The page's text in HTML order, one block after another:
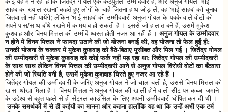
साहब का ख्याल रखना' कहते हुए लोगों के चाहें जितना हाथ जोड़ लें, वह 'भाई साहब' को चुनाव
जितवा तो नहीं पायेंगे; लेकिन 'भाई साहब' की उम्मीदवारी अनुज गोयल के पक्के वाले वोटों को
अपने पास/साथ बाँधे रखने में कामयाब हो सकती है । इससे जो हालात बने हैं, उसमें मुकेश
कुशवाह और विनय मित्तल की उम्मीदें ध्वस्त होती नजर आ रही हैं । अनुज गोयल के उम्मीदवार
न होने में विनय मित्तल ने फायदा उठाने की जो योजना बनाई थी, वह योजना तो फेल हुई ही;
उनकी योजना के चक्कर में मुकेश कुशवाह को बैठे-बिठाए मुसीबत और मिल गई । जितेंद्र गोयल
की उम्मीदवारी से मुकेश कुशवाह को कोई फर्क नहीं पड़ रहा था; जितेंद्र गोयल की उम्मीदवारी
के साथ साथ लेकिन विनय मित्तल की उम्मीदवारी आने से अनुज गोयल विरोधी वोटों का बँटवारा
होने की जो स्थिति बनी है, उसमें मुकेश कुशवाह घिरते हुए नजर आ रहे हैं ।
जितेंद्र गोयल की उम्मीदवारी के जरिए अनुज गोयल ने जो चाल चली है, उससे विनय मित्तल को
खासा धोखा मिला है । विनय मित्तल ने अनुज गोयल की खाली होने वाली सीट पर कब्जा जमाने
के उद्देश्य से बहुत पहले से ही सेंट्रल काउंसिल के लिए अपनी उम्मीदवारी घोषित कर दी थी ।
उनके समर्थकों में से ही कईयों का मानना और कहना हालाँकि यह था कि उन्हें अभी एक टर्म